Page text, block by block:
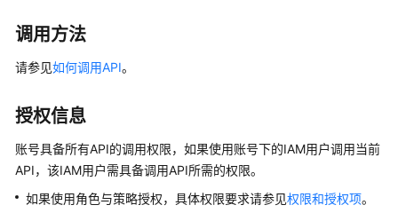
费
说
明
快
速
入
门
内
调用方法
请参见如何调用API。
授权信息
账号具备所有API的调用权限，如果使用账号下的IAM用户调用当前
API，该IAM用户需具备调用API所需的权限。
如果使用角色与策略授权，具体权限要求请参见权限和授权项。